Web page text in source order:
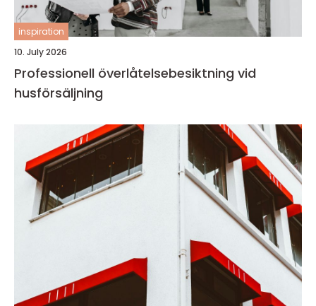
inspiration
10. July 2026
Professionell överlåtelsebesiktning vid
husförsäljning